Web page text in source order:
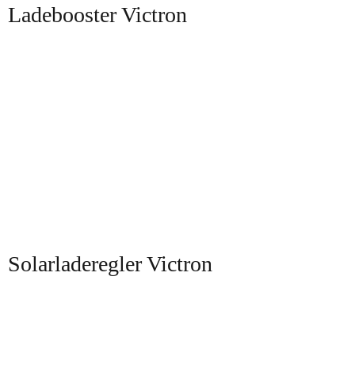
Ladebooster Victron
Solarladeregler Victron